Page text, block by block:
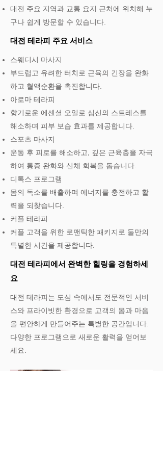
대전 주요 지역과 교통 요지 근처에 위치해 누
구나 쉽게 방문할 수 있습니다.
대전 테라피 주요 서비스
스웨디시 마사지
부드럽고 유려한 터치로 근육의 긴장을 완화
하고 혈액순환을 촉진합니다.
아로마 테라피
향기로운 에센셜 오일로 심신의 스트레스를
해소하며 피부 보습 효과를 제공합니다.
스포츠 마사지
운동 후 피로를 해소하고, 깊은 근육층을 자극
하여 통증 완화와 신체 회복을 돕습니다.
디톡스 프로그램
몸의 독소를 배출하며 에너지를 충전하고 활
력을 되찾습니다.
커플 테라피
커플 고객을 위한 로맨틱한 패키지로 둘만의
특별한 시간을 제공합니다.
대전 테라피에서 완벽한 힐링을 경험하세
요
대전 테라피는 도심 속에서도 전문적인 서비
스와 프라이빗한 환경으로 고객의 몸과 마음
을 편안하게 만들어주는 특별한 공간입니다.
다양한 프로그램으로 새로운 활력을 얻어보
세요.​